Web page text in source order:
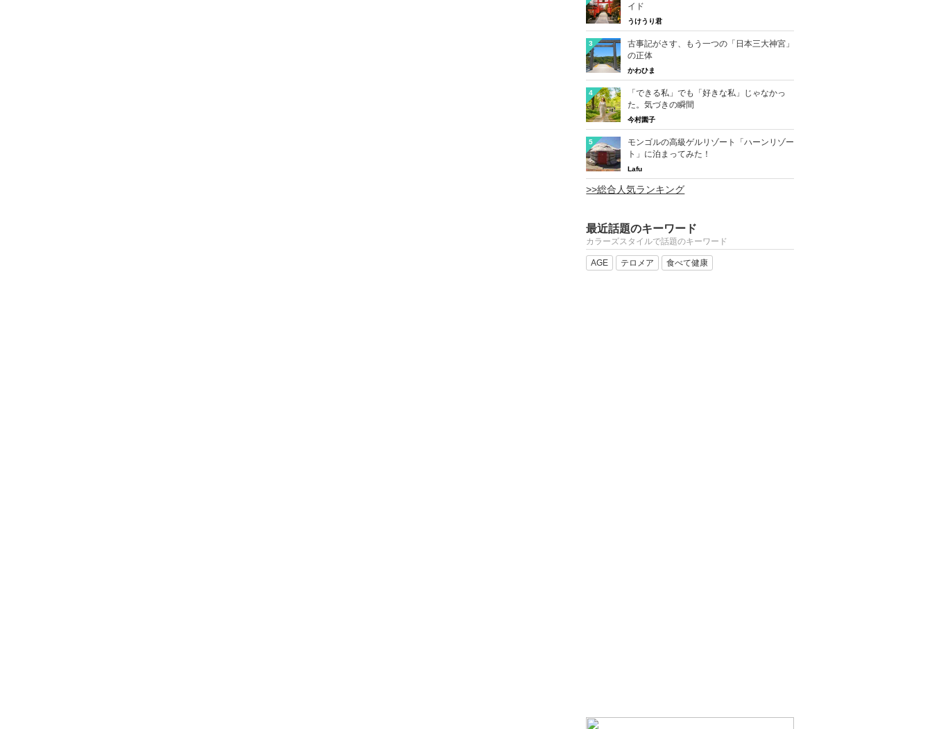
イド
うけうり君
3
古事記がさす、もう一つの「日本三大神宮」
の正体
かわひま
4
「できる私」でも「好きな私」じゃなかっ
た。気づきの瞬間
今村園子
5
モンゴルの高級ゲルリゾート「ハーンリゾー
ト」に泊まってみた！
Lafu
>>総合人気ランキング
最近話題のキーワード
カラーズスタイルで話題のキーワード
AGE テロメア 食べて健康